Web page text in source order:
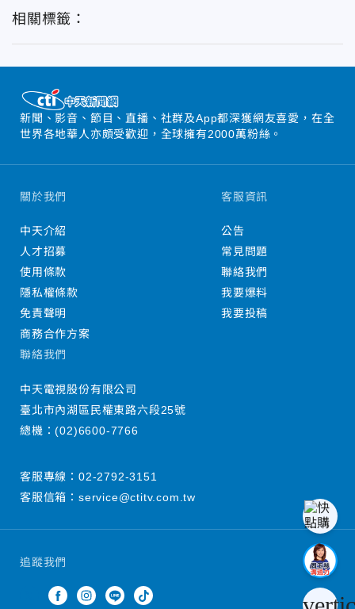
相關標籤：
新聞、影音、節目、直播、社群及App都深獲網友喜愛，在全
世界各地華人亦頗受歡迎，全球擁有2000萬粉絲。
追蹤我們
關於我們
中天介紹
人才招募
使用條款
隱私權條款
免責聲明
商務合作方案
客服資訊
公告
常見問題
聯絡我們
我要爆料
我要投稿
聯絡我們
中天電視股份有限公司
臺北市內湖區民權東路六段25號
總機：(02)6600-7766
客服專線： 02-2792-3151
客服信箱： service@ctitv.com.tw